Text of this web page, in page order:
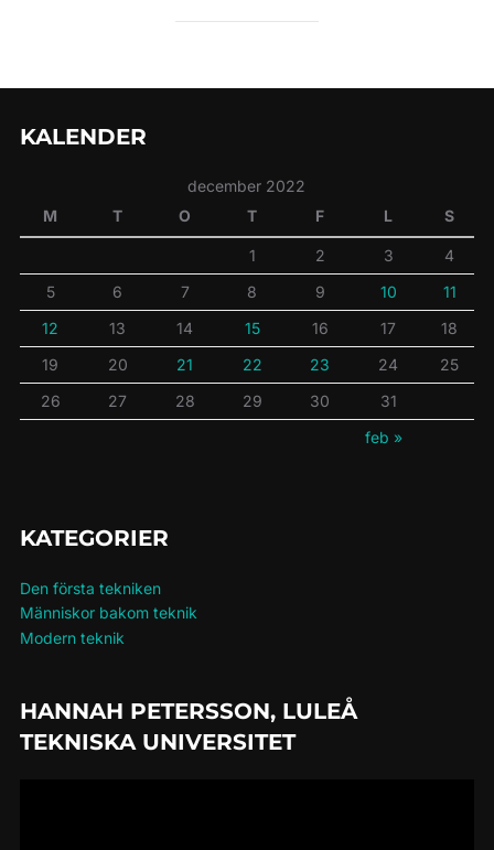
KALENDER
december 2022
M
T O T F L S
1 2 3
4
5
6 7 8 9 10
11
12
13 14 15 16 17
18
19
20 21 22 23 24
25
26
27 28 29 30
31
feb »
KATEGORIER
Den första tekniken
Människor bakom teknik
Modern teknik
HANNAH PETERSSON, LULEÅ
TEKNISKA UNIVERSITET